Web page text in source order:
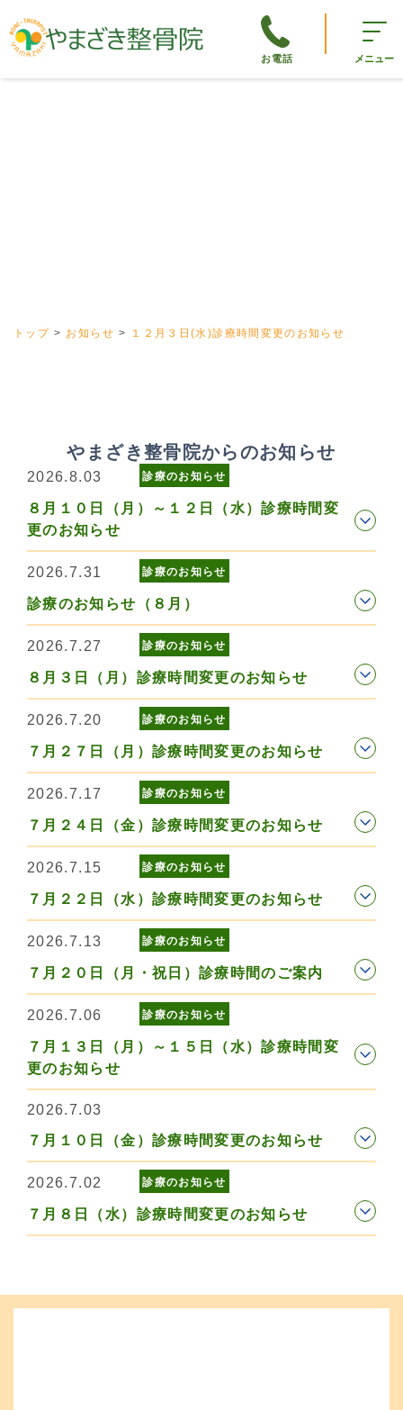
お電話 メニュー
トップ お知らせ １２月３日(水)診療時間変更のお知らせ
やまざき整骨院からのお知らせ
2026.8.03 診療のお知らせ
８月１０日（月）～１２日（水）診療時間変
更のお知らせ
2026.7.31 診療のお知らせ
診療のお知らせ（８月）
2026.7.27 診療のお知らせ
８月３日（月）診療時間変更のお知らせ
2026.7.20 診療のお知らせ
７月２７日（月）診療時間変更のお知らせ
2026.7.17 診療のお知らせ
７月２４日（金）診療時間変更のお知らせ
2026.7.15 診療のお知らせ
７月２２日（水）診療時間変更のお知らせ
2026.7.13 診療のお知らせ
７月２０日（月・祝日）診療時間のご案内
2026.7.06 診療のお知らせ
７月１３日（月）～１５日（水）診療時間変
更のお知らせ
2026.7.03
７月１０日（金）診療時間変更のお知らせ
2026.7.02 診療のお知らせ
７月８日（水）診療時間変更のお知らせ